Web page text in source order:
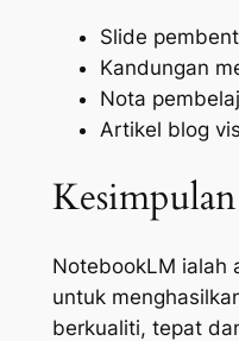
Slide
Kandungan
Nota
Artikel blog
Kesimpulan
NotebookLM ialah
untuk
berkualiti, tepat